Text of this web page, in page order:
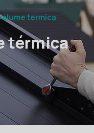
térmica
térmica